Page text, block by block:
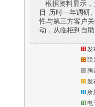
根据资料显示，
目”历时一年调研
性与第三方客户
动，从临柜到自
发
联
腾
发
所
电